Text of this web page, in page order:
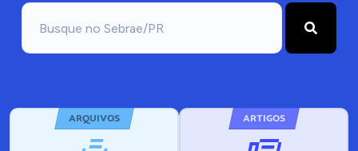
ARQUIVOS ARTIGOS